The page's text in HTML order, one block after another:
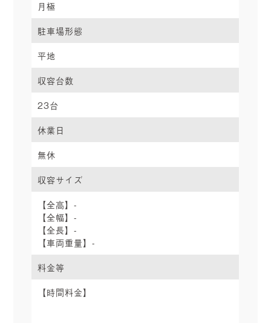
月極
駐車場形態
平地
収容台数
23台
休業日
無休
収容サイズ
【全高】-
【全幅】-
【全長】-
【車両重量】-
料金等
【時間料金】